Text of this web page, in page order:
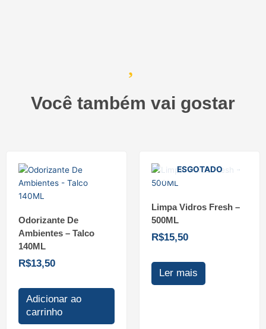
quantidade
Você também vai gostar
Odorizante De
Ambientes – Talco
140ML
R$13,50
Adicionar ao
carrinho
ESGOTADO
Limpa Vidros Fresh –
500ML
R$15,50
Ler mais